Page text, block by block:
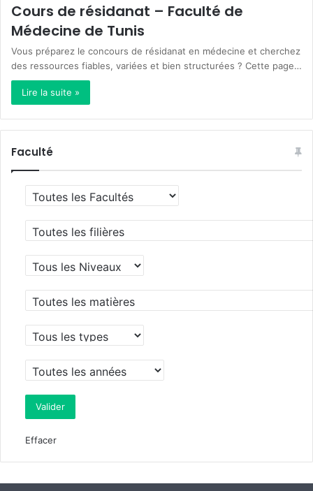
Cours de résidanat – Faculté de
Médecine de Tunis
Vous préparez le concours de résidanat en médecine et cherchez
des ressources fiables, variées et bien structurées ? Cette page…
Lire la suite »
Faculté
Effacer